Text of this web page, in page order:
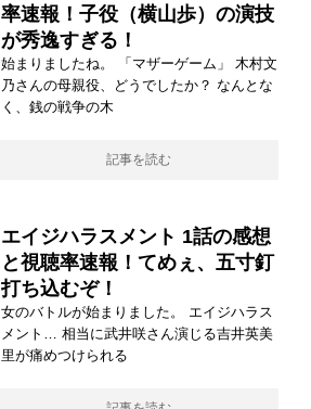
率速報！子役（横山歩）の演技
が秀逸すぎる！
始まりましたね。 「マザーゲーム」 木村文
乃さんの母親役、どうでしたか？ なんとな
く、銭の戦争の木
記事を読む
エイジハラスメント 1話の感想
と視聴率速報！てめぇ、五寸釘
打ち込むぞ！
女のバトルが始まりました。 エイジハラス
メント… 相当に武井咲さん演じる吉井英美
里が痛めつけられる